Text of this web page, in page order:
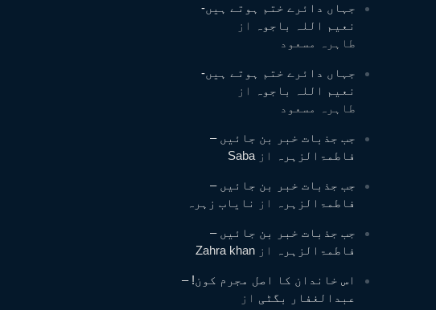
جہاں دائرے ختم ہوتے ہیں-
نعیم اللہ باجوہ
از
طاہرہ مسعود
جہاں دائرے ختم ہوتے ہیں-
نعیم اللہ باجوہ
از
طاہرہ مسعود
جب جذبات خبر بن جائیں –
فاطمۃالزہرہ
ازSaba
جب جذبات خبر بن جائیں –
فاطمۃالزہرہ
از نایاب زہرہ
جب جذبات خبر بن جائیں –
فاطمۃالزہرہ
ازZahra khan
اس خاندان کا اصل مجرم کون! –
عبدالغفار بگٹی از